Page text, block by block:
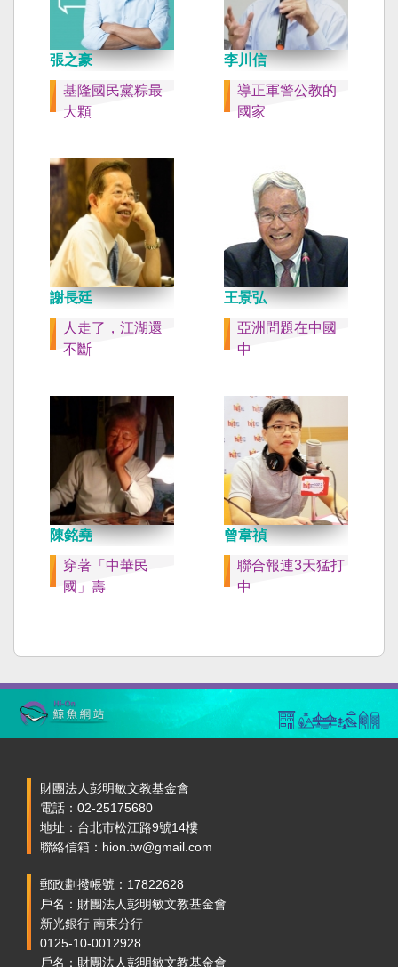
張之豪
基隆國民黨粽最
大顆
李川信
導正軍警公教的
國家
謝長廷
人走了，江湖還
不斷
王景弘
亞洲問題在中國
中
陳銘堯
穿著「中華民
國」壽
曾韋禎
聯合報連3天猛打
中
財團法人彭明敏文教基金會
電話：02-25175680
地址：台北市松江路9號14樓
聯絡信箱：hion.tw@gmail.com
郵政劃撥帳號：17822628
戶名：財團法人彭明敏文教基金會
新光銀行 南東分行
0125-10-0012928
戶名：財團法人彭明敏文教基金會